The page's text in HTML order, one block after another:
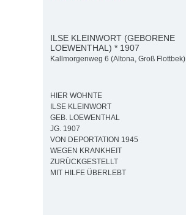
ILSE KLEINWORT (GEBORENE
LOEWENTHAL) * 1907
Kallmorgenweg 6 (Altona, Groß Flottbek)
HIER WOHNTE
ILSE KLEINWORT
GEB. LOEWENTHAL
JG. 1907
VON DEPORTATION 1945
WEGEN KRANKHEIT
ZURÜCKGESTELLT
MIT HILFE ÜBERLEBT